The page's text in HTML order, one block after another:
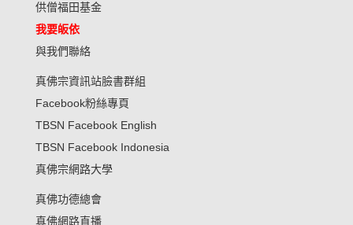
供僧福田基金
我要皈依
與我們聯絡
真佛宗資訊站臉書群組
Facebook粉絲專頁
TBSN Facebook English
TBSN Facebook Indonesia
真佛宗網路大學
真佛功德總會
真佛網路直播